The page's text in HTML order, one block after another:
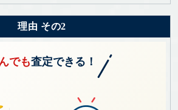
理由 その2
でも査定できる！